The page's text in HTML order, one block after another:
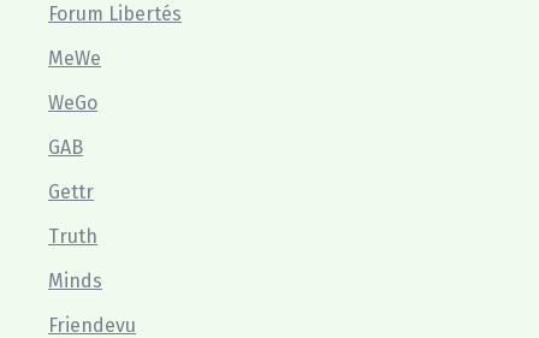
Forum Libertés
MeWe
WeGo
GAB
Gettr
Truth
Minds
Friendevu